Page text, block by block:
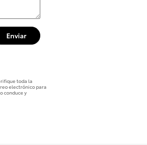
Enviar
toda la
electrónico para
conduce y